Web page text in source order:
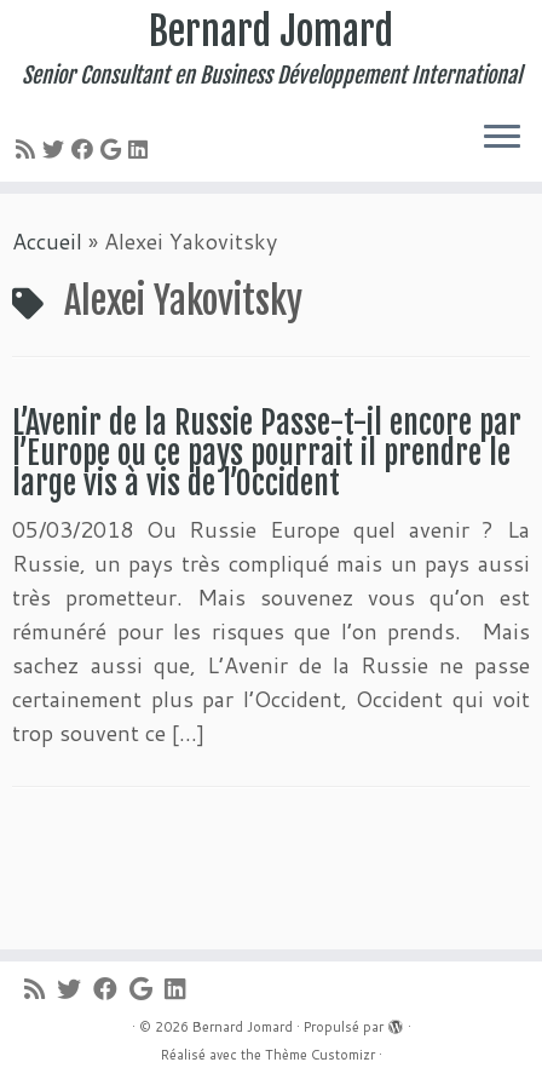
au
contenu
Bernard Jomard
Senior Consultant en Business Développement International
Accueil » Alexei Yakovitsky
Alexei Yakovitsky
L’Avenir de la Russie Passe-t-il encore par
l’Europe ou ce pays pourrait il prendre le
large vis à vis de l’Occident
05/03/2018 Ou Russie Europe quel avenir ? La
Russie, un pays très compliqué mais un pays aussi
très prometteur. Mais souvenez vous qu’on est
rémunéré pour les risques que l’on prends. Mais
sachez aussi que, L’Avenir de la Russie ne passe
certainement plus par l’Occident, Occident qui voit
trop souvent ce […]
· © 2026 Bernard Jomard · Propulsé par
·
Réalisé avec the Thème Customizr·